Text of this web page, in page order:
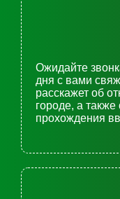
Ожидайте
дня с вами
расскажет об
городе, а
прохождения